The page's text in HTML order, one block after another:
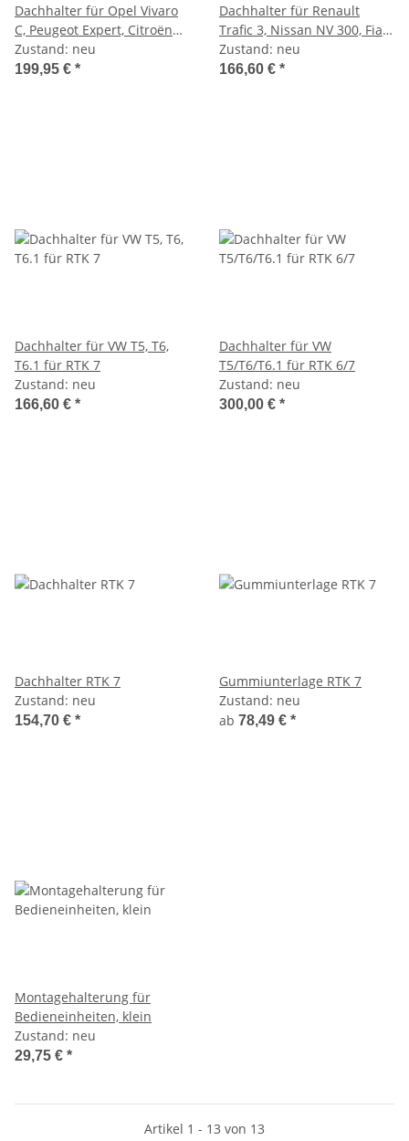
Dachhalter für Opel Vivaro
C, Peugeot Expert, Citroën
Jumpy, Toyota Proace für
RTK 7
Zustand: neu
199,95 € *
Dachhalter für Renault
Trafic 3, Nissan NV 300, Fiat
Talento, Opel Vivaro B für
RTK 7
Zustand: neu
166,60 € *
Dachhalter für VW T5, T6,
T6.1 für RTK 7
Zustand: neu
166,60 € *
Dachhalter für VW
T5/T6/T6.1 für RTK 6/7
Zustand: neu
300,00 € *
Dachhalter RTK 7
Zustand: neu
154,70 € *
Gummiunterlage RTK 7
Zustand: neu
ab 78,49 € *
Montagehalterung für
Bedieneinheiten, klein
Zustand: neu
29,75 € *
Artikel 1 - 13 von 13